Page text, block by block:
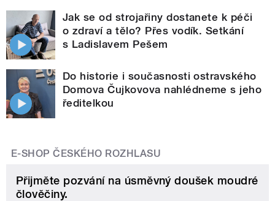
Jak se od strojařiny dostanete k péči
o zdraví a tělo? Přes vodík. Setkání
s Ladislavem Pešem
Do historie i současnosti ostravského
Domova Čujkovova nahlédneme s jeho
ředitelkou
E-SHOP ČESKÉHO ROZHLASU
Přijměte pozvání na úsměvný doušek moudré
člověčiny.